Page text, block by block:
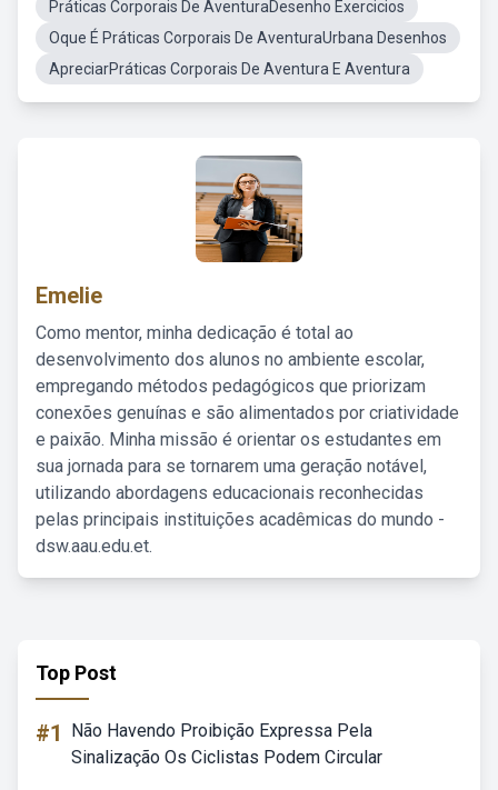
Práticas Corporais De AventuraDesenho Exercicios
Oque É Práticas Corporais De AventuraUrbana Desenhos
ApreciarPráticas Corporais De Aventura E Aventura
Emelie
Como mentor, minha dedicação é total ao
desenvolvimento dos alunos no ambiente escolar,
empregando métodos pedagógicos que priorizam
conexões genuínas e são alimentados por criatividade
e paixão. Minha missão é orientar os estudantes em
sua jornada para se tornarem uma geração notável,
utilizando abordagens educacionais reconhecidas
pelas principais instituições acadêmicas do mundo -
dsw.aau.edu.et.
Top Post
#1
Não Havendo Proibição Expressa Pela
Sinalização Os Ciclistas Podem Circular